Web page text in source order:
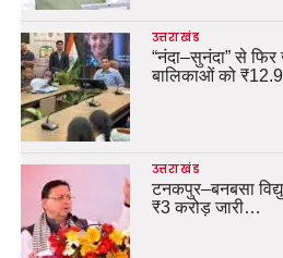
उत्तराखंड
“नंदा–सुनंदा” से
बालिकाओं को
उत्तराखंड
टनकपुर–बनबसा
₹3 करोड़ जारी…